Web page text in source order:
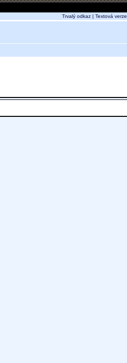
Trvalý odkaz | Textová verze